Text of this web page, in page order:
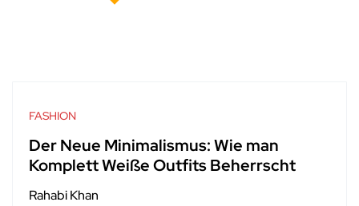
FASHION
Der Neue Minimalismus: Wie man
Komplett Weiße Outfits Beherrscht
Rahabi Khan